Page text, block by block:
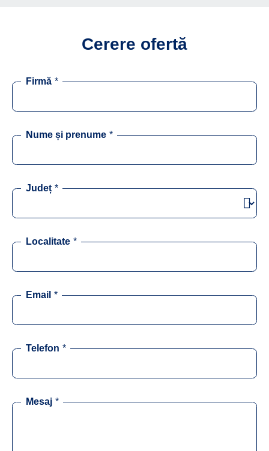
Cerere ofertă
Firmă *
Nume și prenume *
Județ *
Localitate *
Email *
Telefon *
Mesaj *